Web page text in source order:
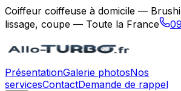
Coiffeur coiffeuse à domicile —
lissage, coupe — Toute la France
PrésentationGalerie photosNos
servicesContactDemande de rappel